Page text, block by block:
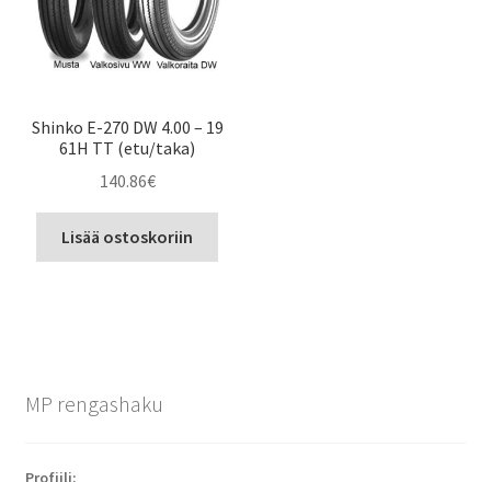
Shinko E-270 DW 4.00 – 19
61H TT (etu/taka)
140.86€
Lisää ostoskoriin
MP rengashaku
Profiili: